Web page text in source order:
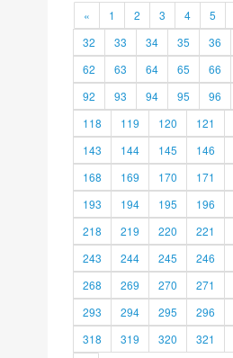
« 1 2 3 4 5
32
33 34 35 36
62
63 64 65 66
92
93 94 95 96
118
119 120 121
143
144 145 146
168
169 170 171
193
194 195 196
218
219 220 221
243
244 245 246
268
269 270 271
293
294 295 296
318
319 320 321